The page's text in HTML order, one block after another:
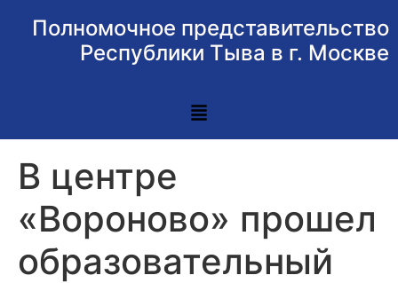
Полномочное представительство
Республики Тыва в г. Москве
В центре
«Вороново» прошел
образовательный